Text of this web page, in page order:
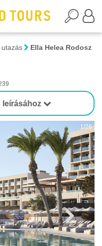
utazás Ella Helea Rodosz
leírásához
1/26